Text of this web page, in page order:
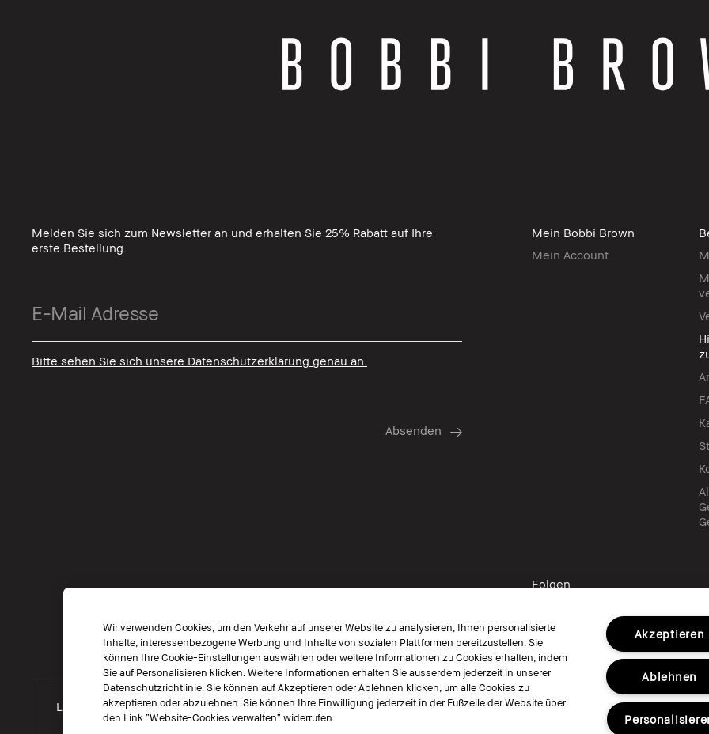
Melden Sie sich zum Newsletter an und erhalten Sie 25% Rabatt auf Ihre
erste Bestellung.
Bitte sehen Sie sich unsere Datenschutzerklärung genau an.
Mein Bobbi Brown
Mein Account
Folgen
Land Wählen
© Bobbi Brown Professional Cosmetics,
Allgemeine Geschäftsbedingungen
Cookies der Webseite verwalten
Wir verwenden Cookies, um den Verkehr auf unserer Website zu analysieren, Ihnen personalisierte
Inhalte, interessenbezogene Werbung und Inhalte von sozialen Plattformen bereitzustellen. Sie
können Ihre Cookie-Einstellungen auswählen oder weitere Informationen zu Cookies erhalten, indem
Sie auf Personalisieren klicken. Weitere Informationen erhalten Sie ausserdem jederzeit in unserer
Datenschutzrichtlinie. Sie können auf Akzeptieren oder Ablehnen klicken, um alle Cookies zu
akzeptieren oder abzulehnen. Sie können Ihre Einwilligung jederzeit in der Fußzeile der Website über
den Link “Website-Cookies verwalten“ widerrufen.
Akzeptieren
Ablehnen